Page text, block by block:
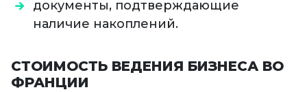
документы, подтверждающие
наличие накоплений.
СТОИМОСТЬ ВЕДЕНИЯ БИЗНЕСА ВО
ФРАНЦИИ